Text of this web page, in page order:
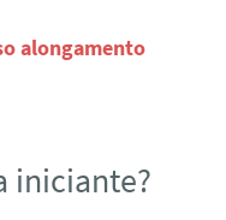
alongamento
iniciante?